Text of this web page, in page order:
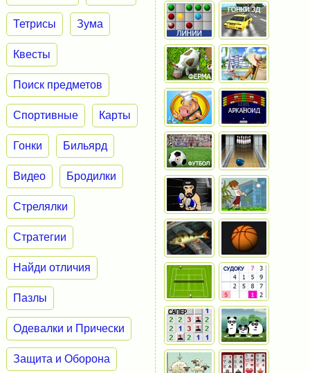
Тетрисы Зума
Квесты
Поиск предметов
Спортивные Карты
Гонки Бильярд
Видео Бродилки
Стрелялки
Стратегии
Найди отличия
Пазлы
Одевалки и Прически
Защита и Оборона